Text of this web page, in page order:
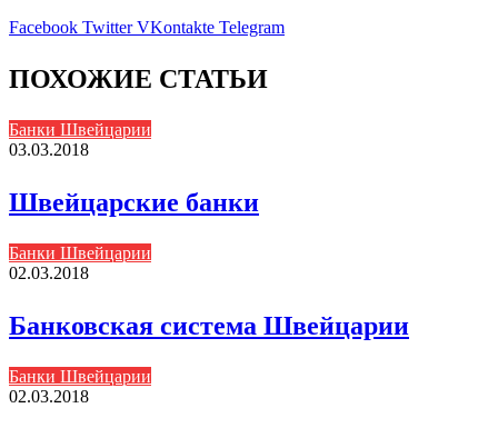
Facebook Twitter VKontakte Telegram
ПОХОЖИЕ СТАТЬИ
Банки Швейцарии
03.03.2018
Швейцарские банки
Банки Швейцарии
02.03.2018
Банковская система Швейцарии
Банки Швейцарии
02.03.2018